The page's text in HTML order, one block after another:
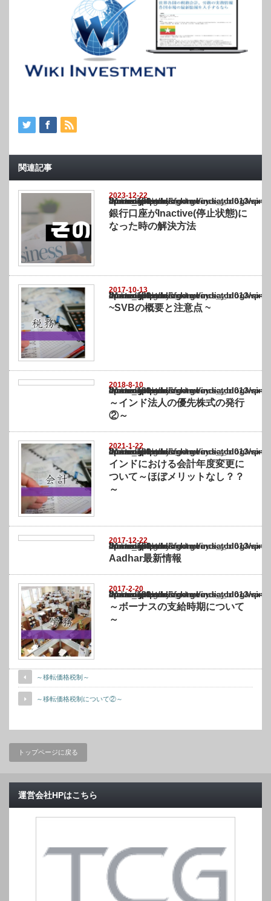
関連記事
2023-12-22
Warning
: Undefined array key "show_category" in
/home/netst/kuno-cpa.co.jp/public_html/india_blog/wp-content/themes/
on line183
銀行口座がInactive(停止状態)に
なった時の解決方法
2017-10-13
Warning
: Undefined array key "show_category" in
/home/netst/kuno-cpa.co.jp/public_html/india_blog/wp-content/themes/
on line183
~SVBの概要と注意点 ~
2018-8-10
Warning
: Undefined array key "show_category" in
/home/netst/kuno-cpa.co.jp/public_html/india_blog/wp-content/themes/
on line183
～インド法人の優先株式の発行
②～
2021-1-22
Warning
: Undefined array key "show_category" in
/home/netst/kuno-cpa.co.jp/public_html/india_blog/wp-content/themes/
on line183
インドにおける会計年度変更に
ついて～ほぼメリットなし？？
～
2017-12-22
Warning
: Undefined array key "show_category" in
/home/netst/kuno-cpa.co.jp/public_html/india_blog/wp-content/themes/
on line183
Aadhar最新情報
2017-2-20
Warning
: Undefined array key "show_category" in
/home/netst/kuno-cpa.co.jp/public_html/india_blog/wp-content/themes/
on line183
～ボーナスの支給時期について
～
～移転価格税制～
～移転価格税制について②～
トップページに戻る
運営会社HPはこちら